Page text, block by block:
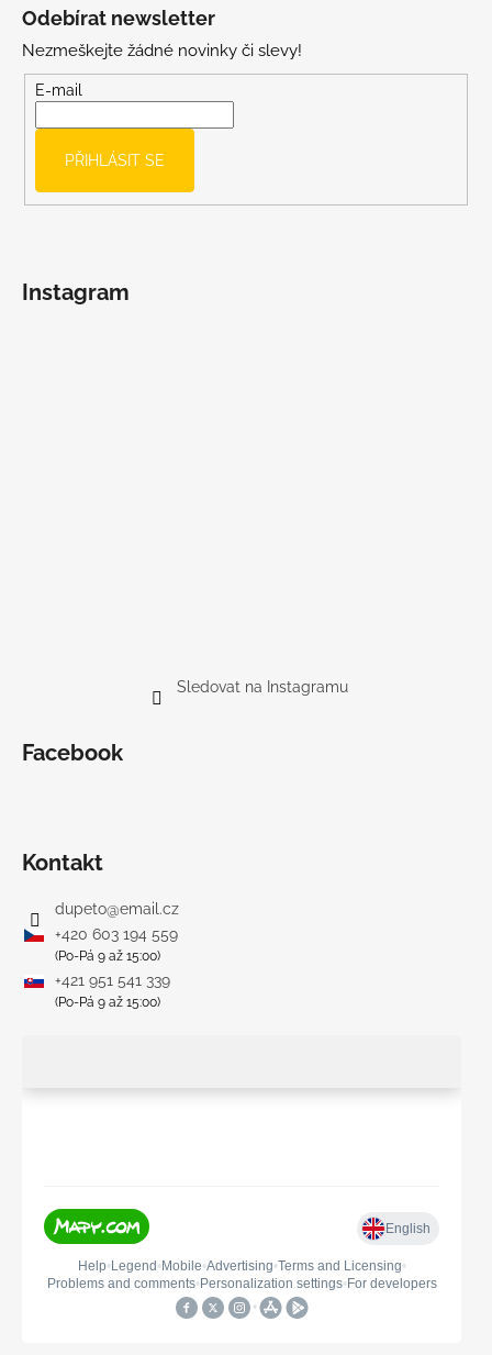
Odebírat newsletter
Nezmeškejte žádné novinky či slevy!
E-mail
PŘIHLÁSIT SE
Instagram
Sledovat na Instagramu
Facebook
Kontakt
dupeto@email.cz
+420 603 194 559
(Po-Pá 9 až 15:00)
+421 951 541 339
(Po-Pá 9 až 15:00)